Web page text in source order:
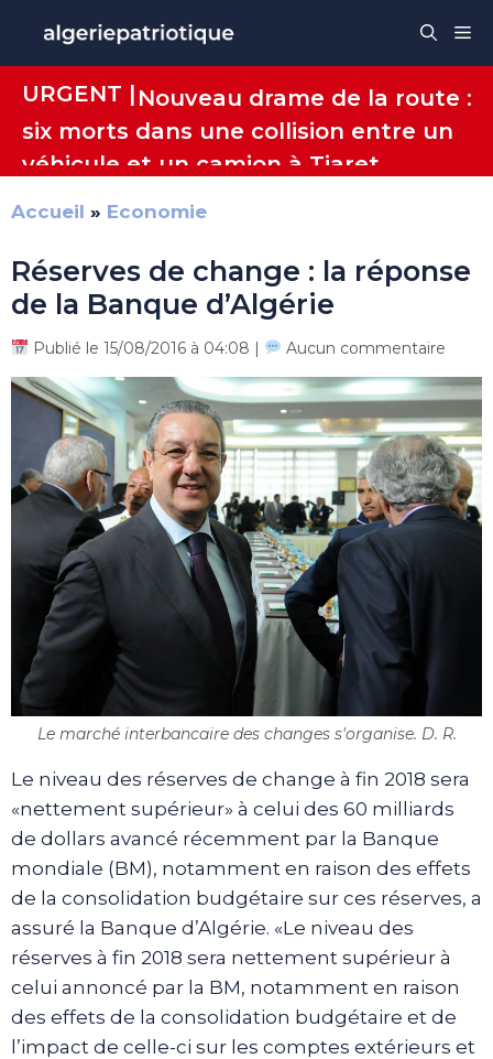
contenu
URGENT | Nouveau drame de la route :
six morts dans une collision entre un
véhicule et un camion à Tiaret
Accueil » Economie
Réserves de change : la réponse
de la Banque d’Algérie
Publié le 15/08/2016 à 04:08 | Aucun commentaire
Le marché interbancaire des changes s'organise. D. R.
Le niveau des réserves de change à fin 2018 sera
«nettement supérieur» à celui des 60 milliards
de dollars avancé récemment par la Banque
mondiale (BM), notamment en raison des effets
de la consolidation budgétaire sur ces réserves, a
assuré la Banque d’Algérie. «Le niveau des
réserves à fin 2018 sera nettement supérieur à
celui annoncé par la BM, notamment en raison
des effets de la consolidation budgétaire et de
l’impact de celle-ci sur les comptes extérieurs et